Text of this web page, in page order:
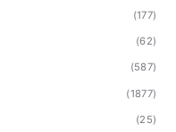
(177)
(62)
(587)
(1877)
(25)